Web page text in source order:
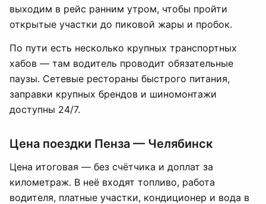
выходим в рейс ранним утром, чтобы пройти
открытые участки до пиковой жары и пробок.
По пути есть несколько крупных транспортных
хабов — там водитель проводит обязательные
паузы. Сетевые рестораны быстрого питания,
заправки крупных брендов и шиномонтажи
доступны 24/7.
Цена поездки Пенза — Челябинск
Цена итоговая — без счётчика и доплат за
километраж. В неё входят топливо, работа
водителя, платные участки, кондиционер и вода в